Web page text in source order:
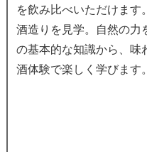
を飲み比べいただけま
酒造りを見学。自然の力
の基本的な知識から、味
酒体験で楽しく学びます。